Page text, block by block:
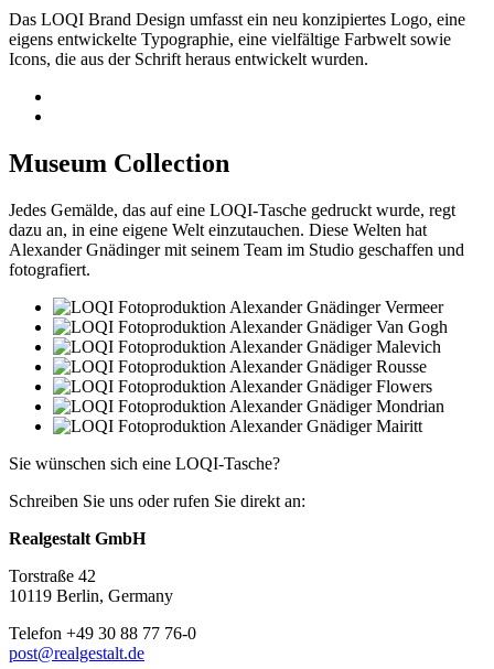
Das LOQI Brand Design umfasst ein neu konzipiertes Logo, eine
eigens entwickelte Typographie, eine vielfältige Farbwelt sowie
Icons, die aus der Schrift heraus entwickelt wurden.
Museum Collection
Jedes Gemälde, das auf eine LOQI-Tasche gedruckt wurde, regt
dazu an, in eine eigene Welt einzutauchen. Diese Welten hat
Alexander Gnädinger mit seinem Team im Studio geschaffen und
fotografiert.
Sie wünschen sich eine LOQI-Tasche?
Schreiben Sie uns oder rufen Sie direkt an:
Realgestalt GmbH
Torstraße 42
10119 Berlin, Germany
Telefon +49 30 88 77 76-0
post@realgestalt.de